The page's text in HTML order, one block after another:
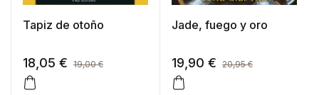
Tapiz de otoño
18,05 € 19,00€
Jade, fuego y oro
19,90 € 20,95€